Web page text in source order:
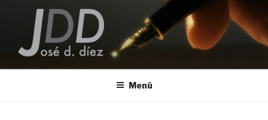
contenido
JOSE D. DIEZ
Menú